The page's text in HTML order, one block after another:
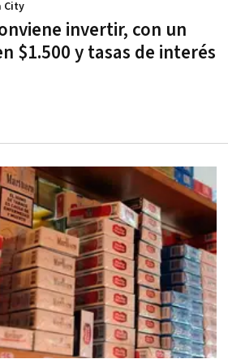
invertir, con un
$1.500 y tasas de interés
City